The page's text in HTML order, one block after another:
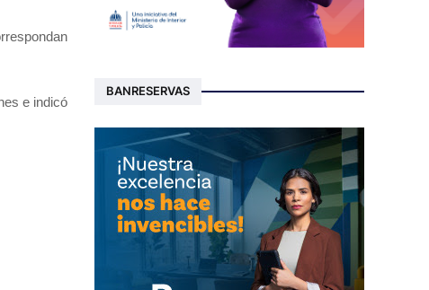
e indicó
BANRESERVAS